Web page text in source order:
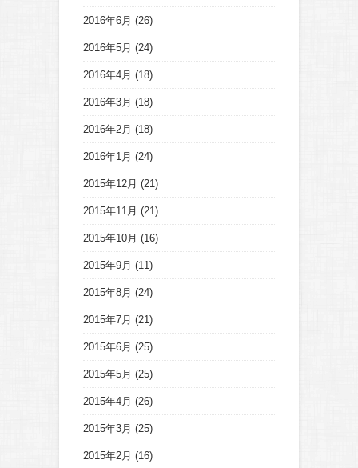
2016年6月 (26)
2016年5月 (24)
2016年4月 (18)
2016年3月 (18)
2016年2月 (18)
2016年1月 (24)
2015年12月 (21)
2015年11月 (21)
2015年10月 (16)
2015年9月 (11)
2015年8月 (24)
2015年7月 (21)
2015年6月 (25)
2015年5月 (25)
2015年4月 (26)
2015年3月 (25)
2015年2月 (16)